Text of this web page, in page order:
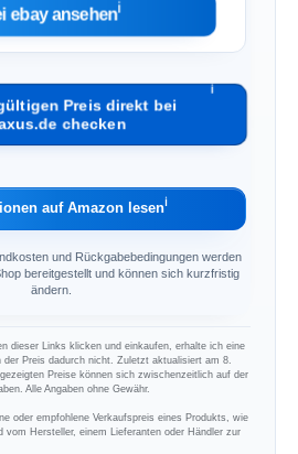
ebay ansehenℹ︎
Preis direkt bei
checken
ℹ︎
auf Amazon lesenℹ︎
und Rückgabebedingungen werden
bereitgestellt und können sich kurzfristig
ändern.
dieser Links klicken und einkaufen, erhalte ich eine
Preis dadurch nicht. Zuletzt aktualisiert am 8.
Preise können sich zwischenzeitlich auf der
Alle Angaben ohne Gewähr.
oder empfohlene Verkaufspreis eines Produkts, wie
vom Hersteller, einem Lieferanten oder Händler zur